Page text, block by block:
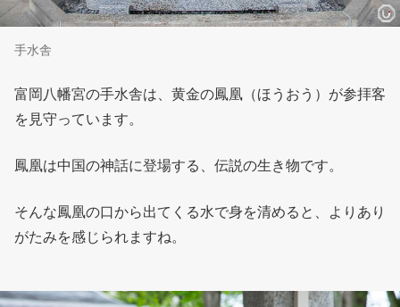
手水舎
富岡八幡宮の手水舎は、黄金の鳳凰（ほうおう）が参拝客
を見守っています。
鳳凰は中国の神話に登場する、伝説の生き物です。
そんな鳳凰の口から出てくる水で身を清めると、よりあり
がたみを感じられますね。